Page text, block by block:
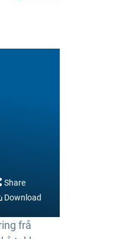
Share
Download
frå